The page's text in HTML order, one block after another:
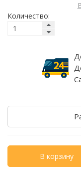
Количество:
В корзину